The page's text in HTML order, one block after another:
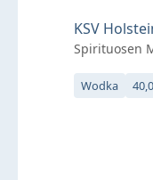
KSV
Spirituosen
Wodka